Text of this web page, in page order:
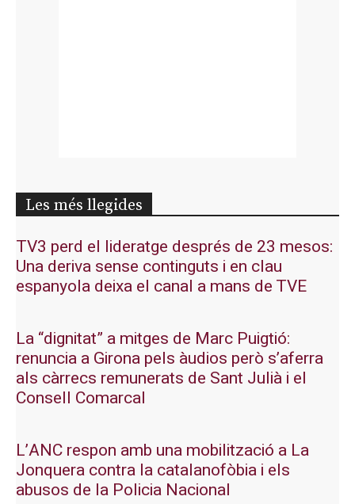
Les més llegides
TV3 perd el lideratge després de 23 mesos:
Una deriva sense continguts i en clau
espanyola deixa el canal a mans de TVE
La “dignitat” a mitges de Marc Puigtió:
renuncia a Girona pels àudios però s’aferra
als càrrecs remunerats de Sant Julià i el
Consell Comarcal
L’ANC respon amb una mobilització a La
Jonquera contra la catalanofòbia i els
abusos de la Policia Nacional